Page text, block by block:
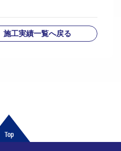
施工実績一覧へ戻る